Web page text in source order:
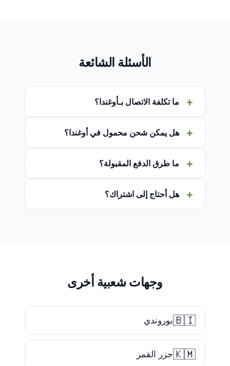
الأسئلة الشائعة
ما تكلفة الاتصال بـأوغندا؟
هل يمكن شحن محمول في أوغندا؟
ما طرق الدفع المقبولة؟
هل أحتاج إلى اشتراك؟
وجهات شعبية أخرى
🇧🇮بوروندي
🇰🇲جزر القمر